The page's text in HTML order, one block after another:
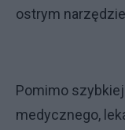
ostrym
Pomimo
medycznego,